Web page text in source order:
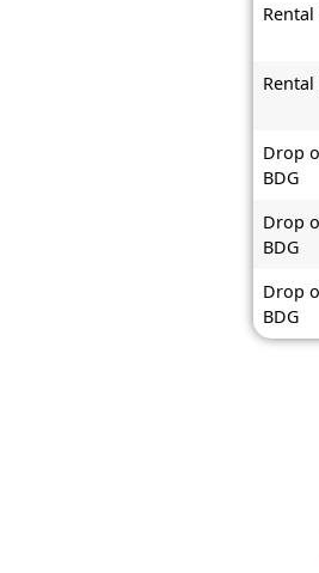
Drop
BDG
Drop
BDG
Drop
BDG